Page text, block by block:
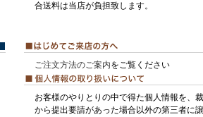
合送料は当店が負担致します。
ご注文方法のご案内をご覧ください
お客様のやりとりの中で得た個人情報を、
から提出要請があった場合以外の第三者に